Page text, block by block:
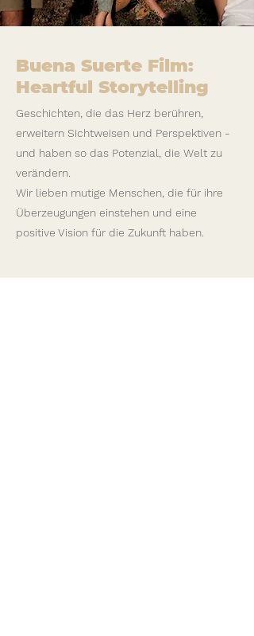
Buena Suerte Film:
Heartful Storytelling
Geschichten, die das Herz berühren,
erweitern Sichtweisen und Perspektiven -
und haben so das Potenzial, die Welt zu
verändern.
Wir lieben mutige Menschen, die für ihre
Überzeugungen einstehen und eine
positive Vision für die Zukunft haben.